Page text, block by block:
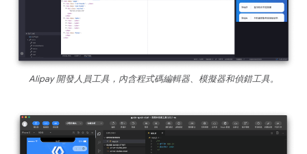
Alipay 開發人員工具，內含程式碼編輯器、模擬器和偵錯工具。